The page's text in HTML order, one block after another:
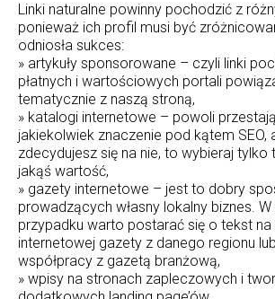
Linki naturalne powinny pochodzić z
ponieważ ich profil musi być
odniosła sukces:
» artykuły sponsorowane – czyli linki
płatnych i wartościowych portali
tematycznie z naszą stroną,
» katalogi internetowe – powoli
jakiekolwiek znaczenie pod kątem SEO,
zdecydujesz się na nie, to wybieraj tylko
jakąś wartość,
» gazety internetowe – jest to dobry
prowadzących własny lokalny biznes.
przypadku warto postarać się o tekst na
internetowej gazety z danego regionu
współpracy z gazetą branżową,
» wpisy na stronach zapleczowych i